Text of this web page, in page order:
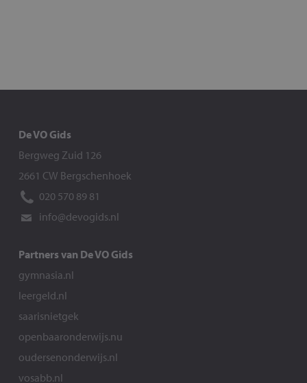
De VO Gids
Bergweg Zuid 126
2661 CW Bergschenhoek
020 570 89 81
info@devogids.nl
Partners van De VO Gids
gymnasia.nl
leergeld.nl
saarisnietgek
openbaaronderwijs.nu
oudersenonderwijs.nl
vosabb.nl